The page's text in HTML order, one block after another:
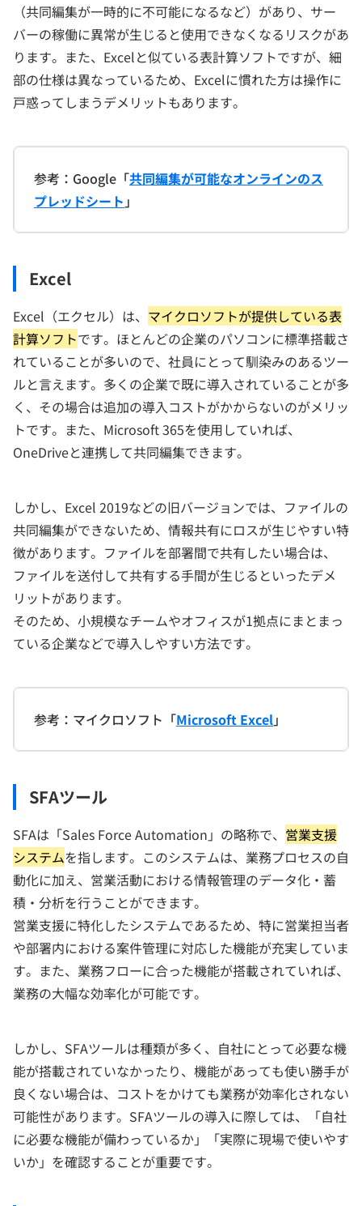
（共同編集が一時的に不可能になるなど）があり、サー
バーの稼働に異常が生じると使用できなくなるリスクがあ
ります。また、Excelと似ている表計算ソフトですが、細
部の仕様は異なっているため、Excelに慣れた方は操作に
戸惑ってしまうデメリットもあります。
参考：Google「共同編集が可能なオンラインのス
プレッドシート 」
Excel
Excel（エクセル）は、 マイクロソフトが提供している表
計算ソフトです。ほとんどの企業のパソコンに標準搭載さ
れていることが多いので、社員にとって馴染みのあるツー
ルと言えます。多くの企業で既に導入されていることが多
く、その場合は追加の導入コストがかからないのがメリッ
トです。また、Microsoft 365を使用していれば、
OneDriveと連携して共同編集できます。
しかし、Excel 2019などの旧バージョンでは、ファイルの
共同編集ができないため、情報共有にロスが生じやすい特
徴があります。ファイルを部署間で共有したい場合は、
ファイルを送付して共有する手間が生じるといったデメ
リットがあります。
そのため、小規模なチームやオフィスが1拠点にまとまっ
ている企業などで導入しやすい方法です。
参考：マイクロソフト「Microsoft Excel」
SFAツール
SFAは「Sales Force Automation」の略称で、 営業支援
システムを指します。このシステムは、業務プロセスの自
動化に加え、営業活動における情報管理のデータ化・蓄
積・分析を行うことができます。
営業支援に特化したシステムであるため、特に営業担当者
や部署内における案件管理に対応した機能が充実していま
す。また、業務フローに合った機能が搭載されていれば、
業務の大幅な効率化が可能です。
しかし、SFAツールは種類が多く、自社にとって必要な機
能が搭載されていなかったり、機能があっても使い勝手が
良くない場合は、コストをかけても業務が効率化されない
可能性があります。SFAツールの導入に際しては、「自社
に必要な機能が備わっているか」「実際に現場で使いやす
いか」を確認することが重要です。